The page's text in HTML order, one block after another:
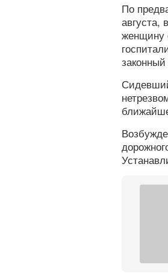
По
августа,
женщину